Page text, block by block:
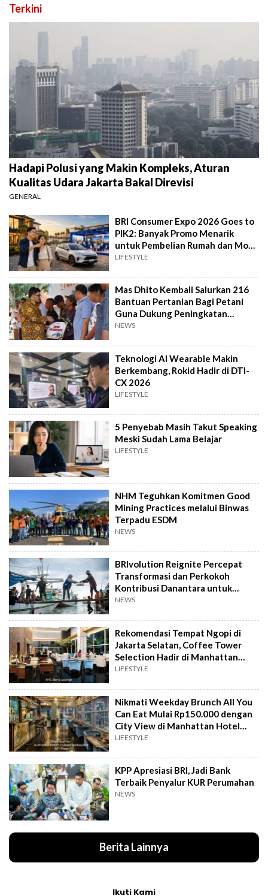
Terkini
Hadapi Polusi yang Makin Kompleks, Aturan
Kualitas Udara Jakarta Bakal Direvisi
GENERAL
BRI Consumer Expo 2026 Goes to
PIK2: Banyak Promo Menarik
untuk Pembelian Rumah dan Mobil
Baru
LIFESTYLE
Mas Dhito Kembali Salurkan 216
Bantuan Pertanian Bagi Petani
Guna Dukung Peningkatan
Produksi
NEWS
Teknologi AI Wearable Makin
Berkembang, Rokid Hadir di DTI-
CX 2026
LIFESTYLE
5 Penyebab Masih Takut Speaking
Meski Sudah Lama Belajar
LIFESTYLE
NHM Teguhkan Komitmen Good
Mining Practices melalui Binwas
Terpadu ESDM
NEWS
BRIvolution Reignite Percepat
Transformasi dan Perkokoh
Kontribusi Danantara untuk
Ekonomi Nasional
NEWS
Rekomendasi Tempat Ngopi di
Jakarta Selatan, Coffee Tower
Selection Hadir di Manhattan
Hotel Jakarta
LIFESTYLE
Nikmati Weekday Brunch All You
Can Eat Mulai Rp150.000 dengan
City View di Manhattan Hotel
Jakarta
LIFESTYLE
KPP Apresiasi BRI, Jadi Bank
Terbaik Penyalur KUR Perumahan
NEWS
Berita Lainnya
Ikuti Kami